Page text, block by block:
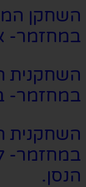
השחקן
במחזמר-
השחקנית
במחזמר-
השחקנית
במחזמר-
הנסן.